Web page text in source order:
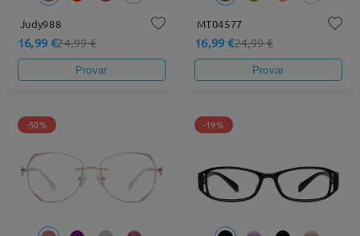
Judy988
16,99 €24,99 €
Provar
MT04577
16,99 €24,99 €
Provar
-50% -19%